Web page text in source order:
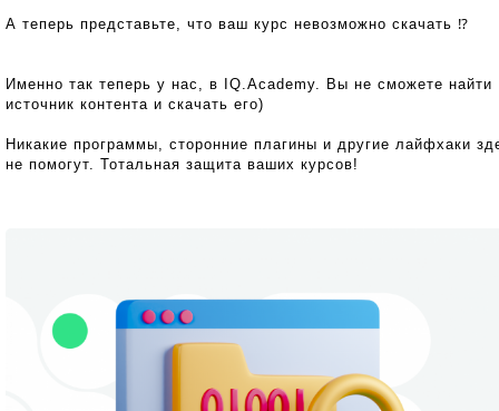
А теперь представьте, что ваш курс невозможно скачать ⁉️
Именно так теперь у нас, в IQ.Academy. Вы не сможете найти
источник контента и скачать его)
Никакие программы, сторонние плагины и другие лайфхаки
не помогут. Тотальная защита ваших курсов!